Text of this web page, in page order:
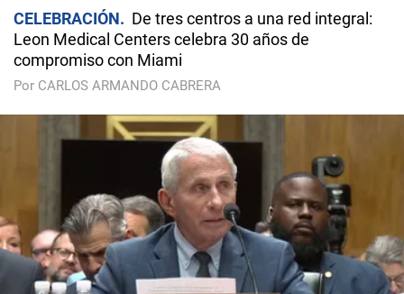
CELEBRACIÓN
De tres centros a una red integral:
Leon Medical Centers celebra 30 años de
compromiso con Miami
Por CARLOS ARMANDO CABRERA